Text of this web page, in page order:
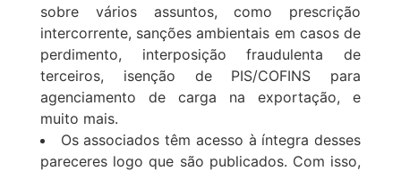
sobre vários assuntos, como prescrição
intercorrente, sanções ambientais em casos de
perdimento, interposição fraudulenta de
terceiros, isenção de PIS/COFINS para
agenciamento de carga na exportação, e
muito mais.
Os associados têm acesso à íntegra desses
pareceres logo que são publicados. Com isso,